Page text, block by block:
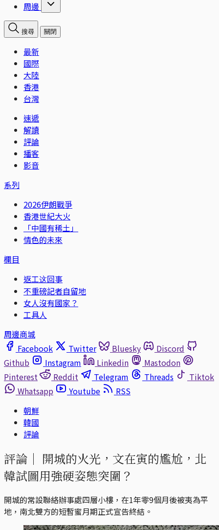
周邊
搜尋 關閉
最新
國際
大陸
香港
台灣
速遞
解讀
評論
播客
影音
系列
2026伊朗戰爭
香港世紀大火
「中國有稀土」
情色的未來
欄目
返工这回事
不重磅記者自留地
女人沒有國家？
工具人
周邊商城
Facebook
Twitter Bluesky
Discord
Github
Instagram Linkedin
Mastodon
Pinterest
Reddit Telegram Threads
Tiktok
Whatsapp
Youtube
RSS
朝鮮
韓國
評論
評論｜ 開城的火光，文在寅的尷尬，北
韓試圖用強硬姿態突圍？
開城的常設聯絡辦事處四層小樓，在1年零9個月後被夷為平
地，南北雙方的短暫蜜月期正式宣告終結。